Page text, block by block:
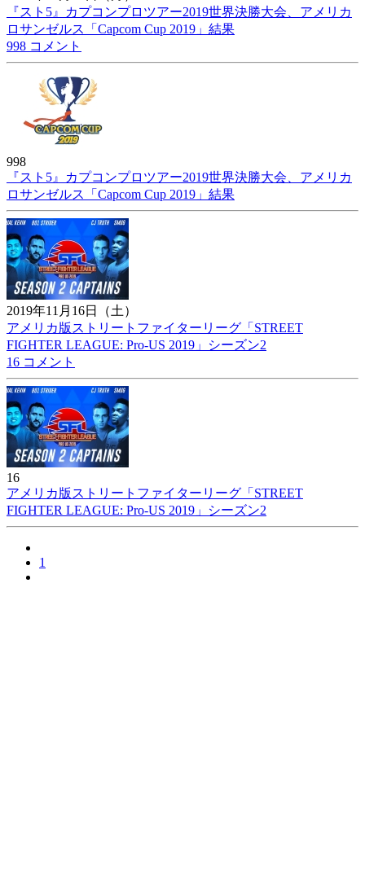
『スト5』カプコンプロツアー2019世界決勝大会、アメリカ
ロサンゼルス「Capcom Cup 2019」結果
998 コメント
998
『スト5』カプコンプロツアー2019世界決勝大会、アメリカ
ロサンゼルス「Capcom Cup 2019」結果
2019年11月16日（土）
アメリカ版ストリートファイターリーグ「STREET
FIGHTER LEAGUE: Pro-US 2019」シーズン2
16 コメント
16
アメリカ版ストリートファイターリーグ「STREET
FIGHTER LEAGUE: Pro-US 2019」シーズン2
1